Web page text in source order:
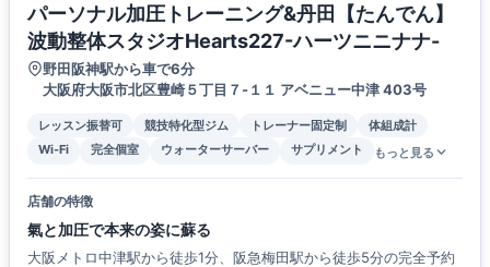
パーソナル加圧トレーニング&丹田【たんでん】
波動整体スタジオHearts227-ハーツニニナナ-
野田阪神駅から車で6分
大阪府大阪市北区豊崎５丁目７-１１ アベニュー中津 403号
レッスン振替可 競技特化型ジム トレーナー固定制
体組成計
Wi-Fi
完全個室 ウォーターサーバー サプリメント もっと見る
店舗の特徴
氣と加圧で本来の姿に蘇る
大阪メトロ中津駅から徒歩1分、阪急梅田駅から徒歩5分の完全予約